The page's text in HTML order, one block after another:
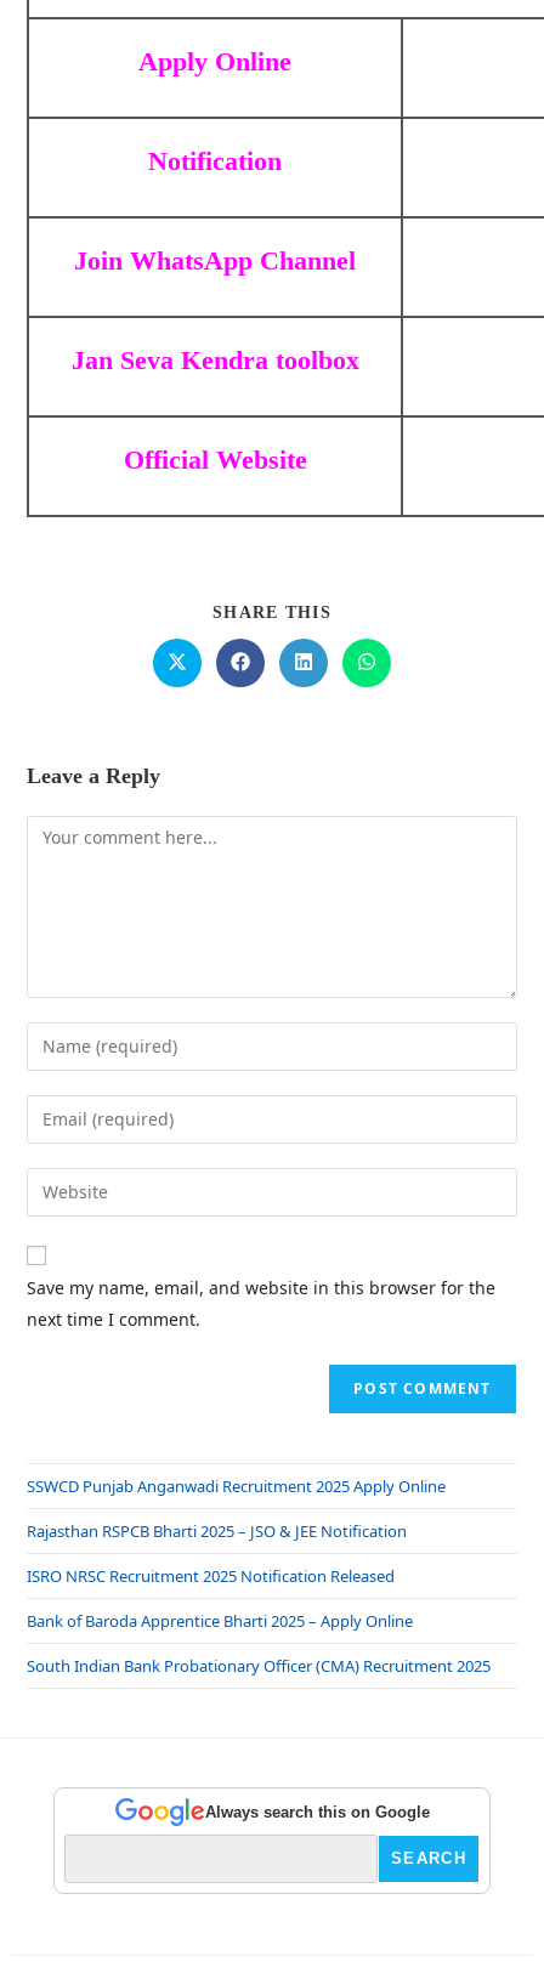
Apply Online
Notification
Join WhatsApp Channel
Jan Seva Kendra toolbox
Official Website
SHARE THIS
Leave a Reply
Save my name, email, and website in this browser for the
next time I comment.
SSWCD Punjab Anganwadi Recruitment 2025 Apply Online
Rajasthan RSPCB Bharti 2025 – JSO & JEE Notification
ISRO NRSC Recruitment 2025 Notification Released
Bank of Baroda Apprentice Bharti 2025 – Apply Online
South Indian Bank Probationary Officer (CMA) Recruitment 2025
Always search this on Google